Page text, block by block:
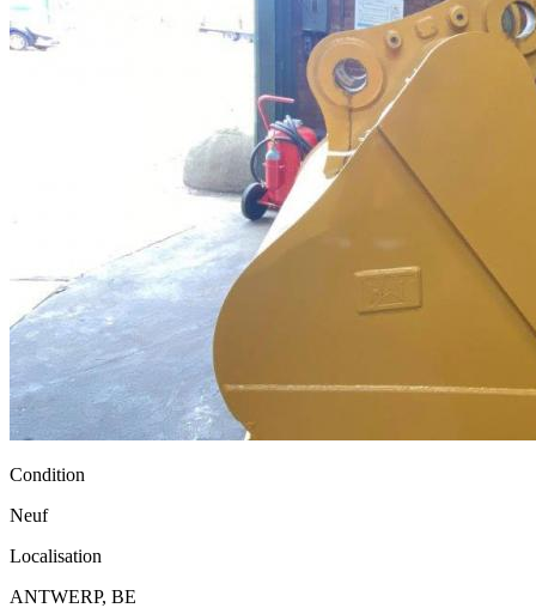
Condition
Neuf
Localisation
ANTWERP, BE